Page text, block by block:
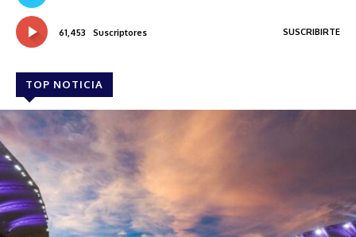
61,453 Suscriptores SUSCRIBIRTE
TOP NOTICIA